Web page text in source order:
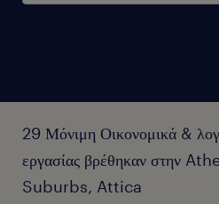
29 Μόνιμη Οικονομικά &
εργασίας βρέθηκαν στην
Suburbs, Attica